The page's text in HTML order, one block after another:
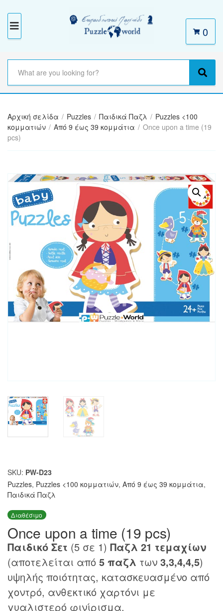
M
N
U
a
t
g
o
r
m
S
a
r
h
t
e
S
e
a
h
0
Αρχική σελίδα / Puzzles / Παιδικά Παζλ / Puzzles <100
κομματιών / Από 9 έως 39 κομμάτια / Once upon a time (19
pcs)
SKU: PW-D23
Puzzles, Puzzles <100 κομματιών, Από 9 έως 39 κομμάτια,
Παιδικά Παζλ
Διαθέσιμο
Once upon a time (19 pcs)
Παιδικό Σετ (5 σε 1) Παζλ 21 τεμαχίων
(αποτελείται από 5 παζλ των 3,3,4,4,5)
υψηλής ποιότητας, κατασκευασμένο από
χοντρό, ανθεκτικό χαρτόνι με
γυαλιστερό φινίρισμα.